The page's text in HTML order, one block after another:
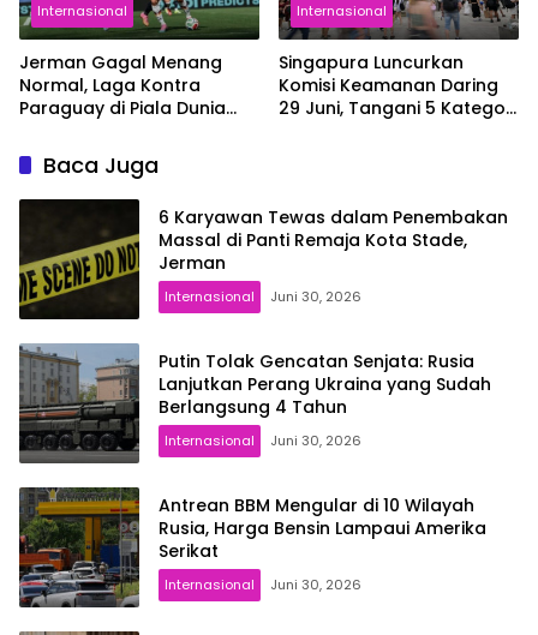
Internasional
Jerman Gagal Menang
Normal, Laga Kontra
Paraguay di Piala Dunia
Tambahan
Internasional
Singapura Luncurkan
Komisi Keamanan Daring
29 Juni, Tangani 5 Kategori
Baca Juga
6 Karyawan Tewas dalam Penembakan
Massal di Panti Remaja Kota Stade,
Jerman
Internasional Juni 30, 2026
Putin Tolak Gencatan Senjata: Rusia
Lanjutkan Perang Ukraina yang Sudah
Berlangsung 4 Tahun
Internasional Juni 30, 2026
Antrean BBM Mengular di 10 Wilayah
Rusia, Harga Bensin Lampaui Amerika
Serikat
Internasional Juni 30, 2026